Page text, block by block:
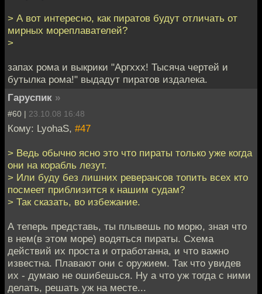
> А вот интересно, как пиратов будут отличать от
мирных мореплавателей?
>
запах рома и выкрики "Аргххх! Тысяча чертей и
бутылка рома!" выдадут пиратов издалека.
Гаруспик »
#60 | 23.10.08 16:48
Кому: LyohaS, #47
> Ведь обычно ясно это что пираты только уже когда
они на корабль лезут.
> Или буду без лишних реверансов топить всех кто
посмеет приблизится к нашим судам?
> Так сказать, во избежание.
А теперь представь, ты плывешь по морю, зная что
в нем(в этом море) водяться пираты. Схема
действий их проста и отработанна, и что важно
известна. Плавают они с оружием. Так что увидев
их - думаю не ошибешься. Ну а что уж тогда с ними
делать, решать уж на месте...